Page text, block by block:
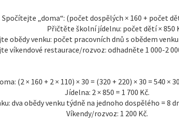
Spočítejte „doma“: (počet dospělých × 160 + počet
Přičtěte školní jídelnu: počet dětí × 850
obědy venku: počet pracovních dnů s obědem
víkendové restaurace/rozvoz: odhadněte 1 000-2
(2 × 160 + 2 × 110) × 30 = (320 + 220) × 30 = 540 ×
Jídelna: 2 × 850 = 1 700 Kč.
dva obědy venku týdně na jednoho dospělého = 8
Víkendy/rozvoz: 1 200 Kč.